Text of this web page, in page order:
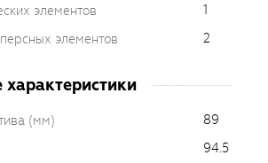
элементов
1
элементов
2
(мм)
89
94.5